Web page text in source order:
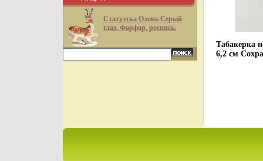
Статуэтка Олень Серый
глаз. Фарфор, роспись.
Табакерка
6,2 см